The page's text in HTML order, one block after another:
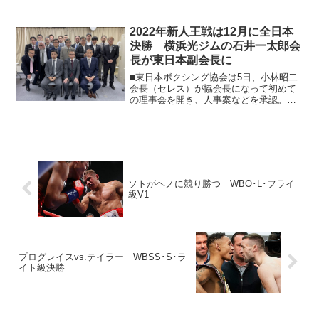
れ、ビジターの慶大が5-2でライバルを制
し、このカ...
2022年新人王戦は12月に全日本
決勝 横浜光ジムの石井一太郎会
長が東日本副会長に
■東日本ボクシング協会は5日、小林昭二
会長（セレス）が協会長になって初めて
の理事会を開き、人事案などを承認。石
ソトがヘノに競り勝つ WBO･L･フライ
級V1
プログレイスvs.テイラー WBSS･S･ラ
イト級決勝